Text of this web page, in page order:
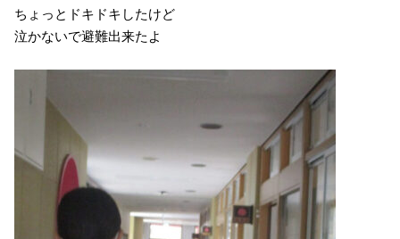
ちょっとドキドキしたけど
泣かないで避難出来たよ